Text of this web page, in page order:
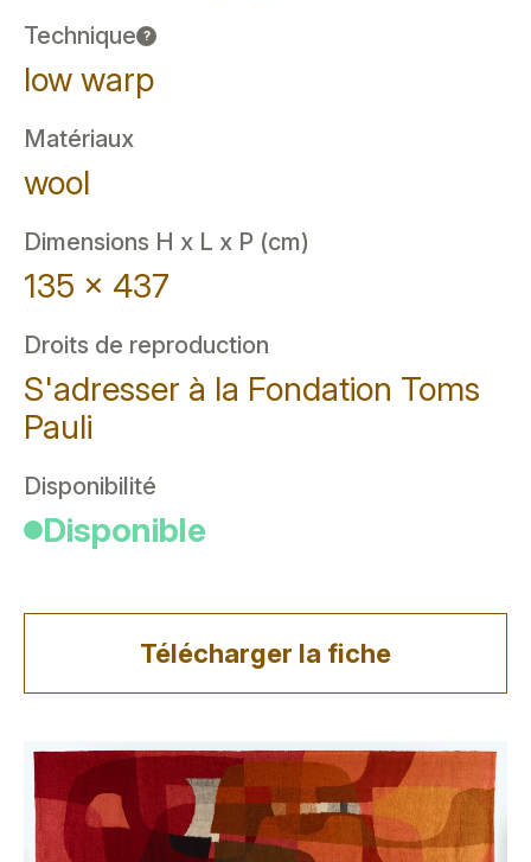
Technique ?
low warp
Matériaux
wool
Dimensions H x L x P (cm)
135 x 437
Droits de reproduction
S'adresser à la Fondation Toms
Pauli
Disponibilité
Disponible
Télécharger la fiche